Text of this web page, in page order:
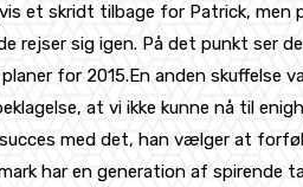
et skridt tilbage for Patrick,
rejser sig igen. På det punkt
for 2015.En anden
at vi ikke kunne nå til
med det, han vælger at
har en generation af